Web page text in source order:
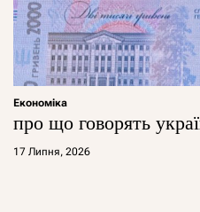
Економіка
про що говорять
17 Липня, 2026